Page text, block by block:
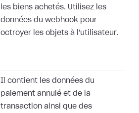
les biens achetés. Utilisez les
données du webhook pour
octroyer les objets à l'utilisateur.
Il contient les données du
paiement annulé et de la
transaction ainsi que des